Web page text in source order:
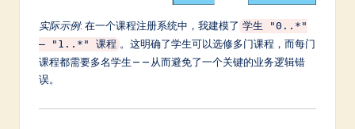
实际示例: 在一个课程注册系统中，我建模了 学生 "0..*"
— "1..*" 课程 。这明确了学生可以选修多门课程，而每门
课程都需要多名学生——从而避免了一个关键的业务逻辑错
误。